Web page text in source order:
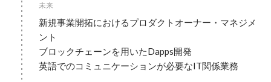
未来
新規事業開拓におけるプロダクトオーナー・マネジメ
ント
ブロックチェーンを用いたDapps開発
英語でのコミュニケーションが必要なIT関係業務